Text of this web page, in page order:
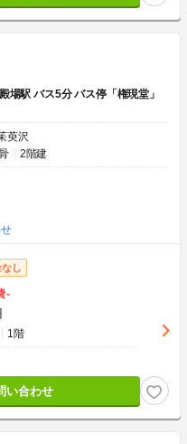
場駅 バス5分 バス停「権現堂」
萸沢
2階建
し
-
1階
い合わせ